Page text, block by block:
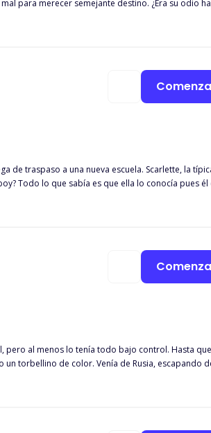
escuela. Scarlette, la típica nerd que
Todo lo que sabía es que ella lo conocía pues él
opuestos atraerse? Pero sobre todo, ¿es cierto
al menos lo tenía todo bajo control. Hasta
torbellino de color. Venía de Rusia, escapando
sería el mismísimo Aleksei Volkov. Frío,